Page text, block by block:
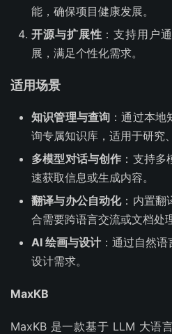
能，确保项目健康发展。
开源与扩展性 ：支持用户
展，满足个性化需求。
适用场景
知识管理与查询 ：通过本
询专属知识库，适用于研究
多模型对话与创作 ：支持
速获取信息或生成内容。
翻译与办公自动化：内置翻
合需要跨语言交流或文档处
AI 绘画与设计：通过自然语
设计需求。
MaxKB
MaxKB 是一款基于 LLM 大语